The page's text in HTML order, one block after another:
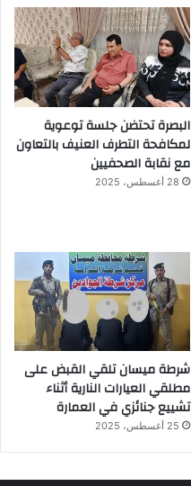
البصرة تحتضن جلسة توعوية
لمكافحة التطرف العنيف بالتعاون
مع نقابة الصحفيين
28 أغسطس، 2025
شرطة ميسان تلقي القبض على
مطلقي العيارات النارية أثناء
تشييع جنائزي في العمارة
25 أغسطس، 2025